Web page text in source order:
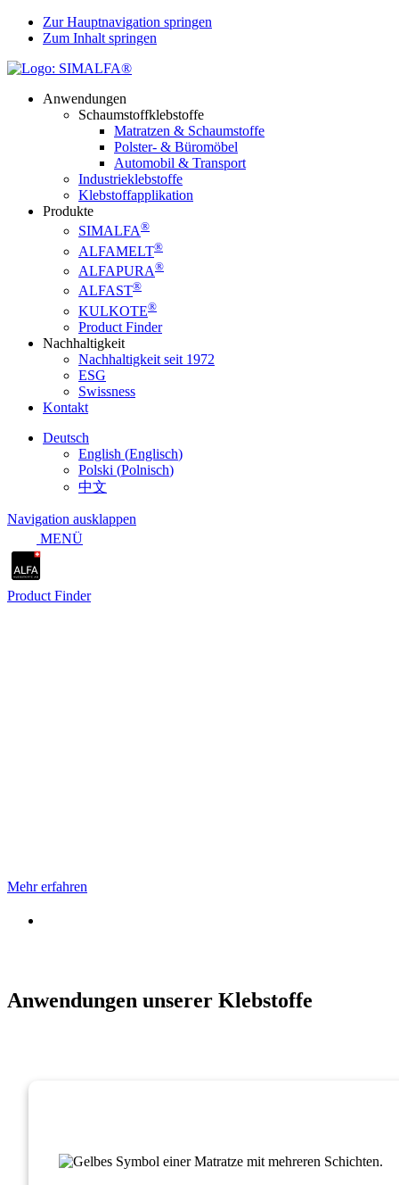
Zur Hauptnavigation springen
Zum Inhalt springen
Anwendungen
Schaumstoffklebstoffe
Matratzen & Schaumstoffe
Polster- & Büromöbel
Automobil & Transport
Industrieklebstoffe
Klebstoffapplikation
Produkte
SIMALFA®
ALFAMELT®
ALFAPURA®
ALFAST®
KULKOTE®
Product Finder
Nachhaltigkeit
Nachhaltigkeit seit 1972
ESG
Swissness
Kontakt
Deutsch
English (Englisch)
Polski (Polnisch)
中文
Navigation ausklappen
MENÜ
Product Finder
Mehr erfahren
Anwendungen unserer Klebstoffe